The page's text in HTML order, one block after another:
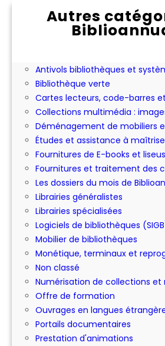
Autres
Abonnement aux périodiques
Antivols bibliothèques et
Bibliothèque verte
Cartes lecteurs, code-barres
Collections multimédia :
Déménagement de mobiliers
Études et assistance à
Fournitures de E-books et
Fournitures et traitement des
Les dossiers du mois de
Librairies généralistes
Librairies spécialisées
Logiciels de bibliothèques
Mobilier de bibliothèques
Monétique, terminaux et
Non classé
Numérisation de collections et
Offre de formation
Ouvrages en langues
Portails documentaires
Prestation d'animations